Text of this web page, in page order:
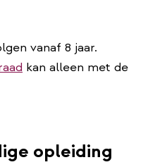
vanaf 8 jaar.
kan alleen met de
opleiding